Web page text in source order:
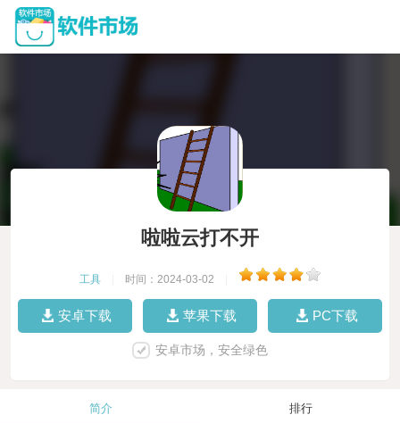
啦啦云打不开
工具 时间：2024-03-02
安卓下载 苹果下载 PC下载
安卓市场，安全绿色
简介 排行